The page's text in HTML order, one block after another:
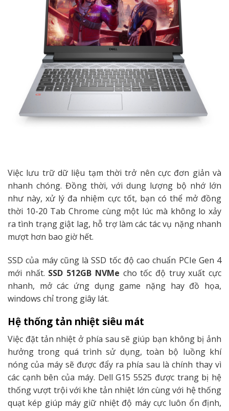
Việc lưu trữ dữ liệu tạm thời trở nên cực đơn giản và
nhanh chóng. Đồng thời, với dung lượng bộ nhớ lớn
như này, xử lý đa nhiệm cực tốt, bạn có thể mở đồng
thời 10-20 Tab Chrome cùng một lúc mà không lo xảy
ra tình trạng giật lag, hỗ trợ làm các tác vụ nặng nhanh
mượt hơn bao giờ hết.
SSD của máy cũng là SSD tốc độ cao chuẩn PCIe Gen 4
mới nhất. SSD 512GB NVMe cho tốc độ truy xuất cực
nhanh, mở các ứng dụng game nặng hay đồ họa,
windows chỉ trong giây lát.
Hệ thống tản nhiệt siêu mát
Việc đặt tản nhiệt ở phía sau sẽ giúp bạn không bị ảnh
hưởng trong quá trình sử dụng, toàn bộ luồng khí
nóng của máy sẽ được đẩy ra phía sau là chính thay vì
các cạnh bên của máy. Dell G15 5525 được trang bị hệ
thống vượt trội với khe tản nhiệt lớn cùng với hệ thống
quạt kép giúp máy giữ nhiệt độ máy cực luôn ổn định,